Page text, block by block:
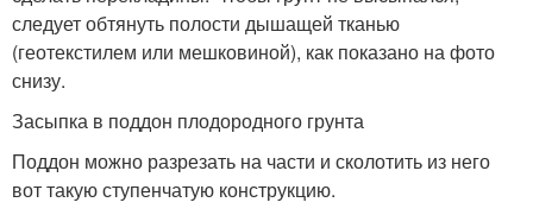
следует обтянуть полости дышащей тканью
(геотекстилем или мешковиной), как показано на фото
снизу.
Засыпка в поддон плодородного грунта
Поддон можно разрезать на части и сколотить из него
вот такую ступенчатую конструкцию.